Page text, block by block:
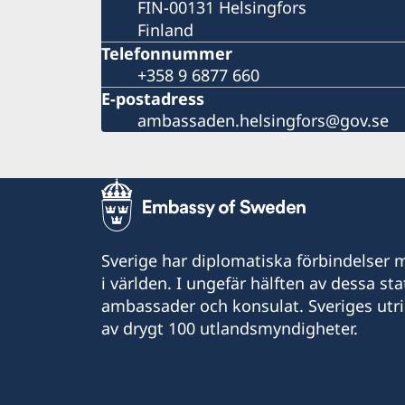
FIN-00131 Helsingfors
Finland
Telefonnummer
+358 9 6877 660
E-postadress
ambassaden.helsingfors@gov.se
Sverige har diplomatiska förbindelser
i världen. I ungefär hälften av dessa
ambassader och konsulat. Sveriges
av drygt 100 utlandsmyndigheter.